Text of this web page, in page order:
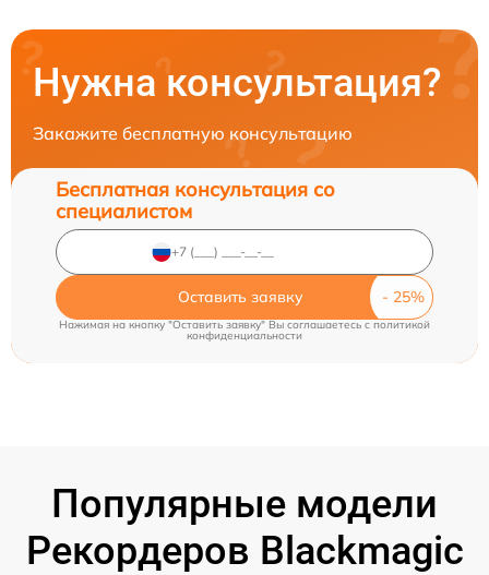
Нужна консультация?
Закажите бесплатную консультацию
Бесплатная консультация со
специалистом
Оставить заявку
Нажимая на кнопку "Оставить заявку" Вы соглашаетесь cполитикой
конфиденциальности
Популярные модели
Рекордеров Blackmagic